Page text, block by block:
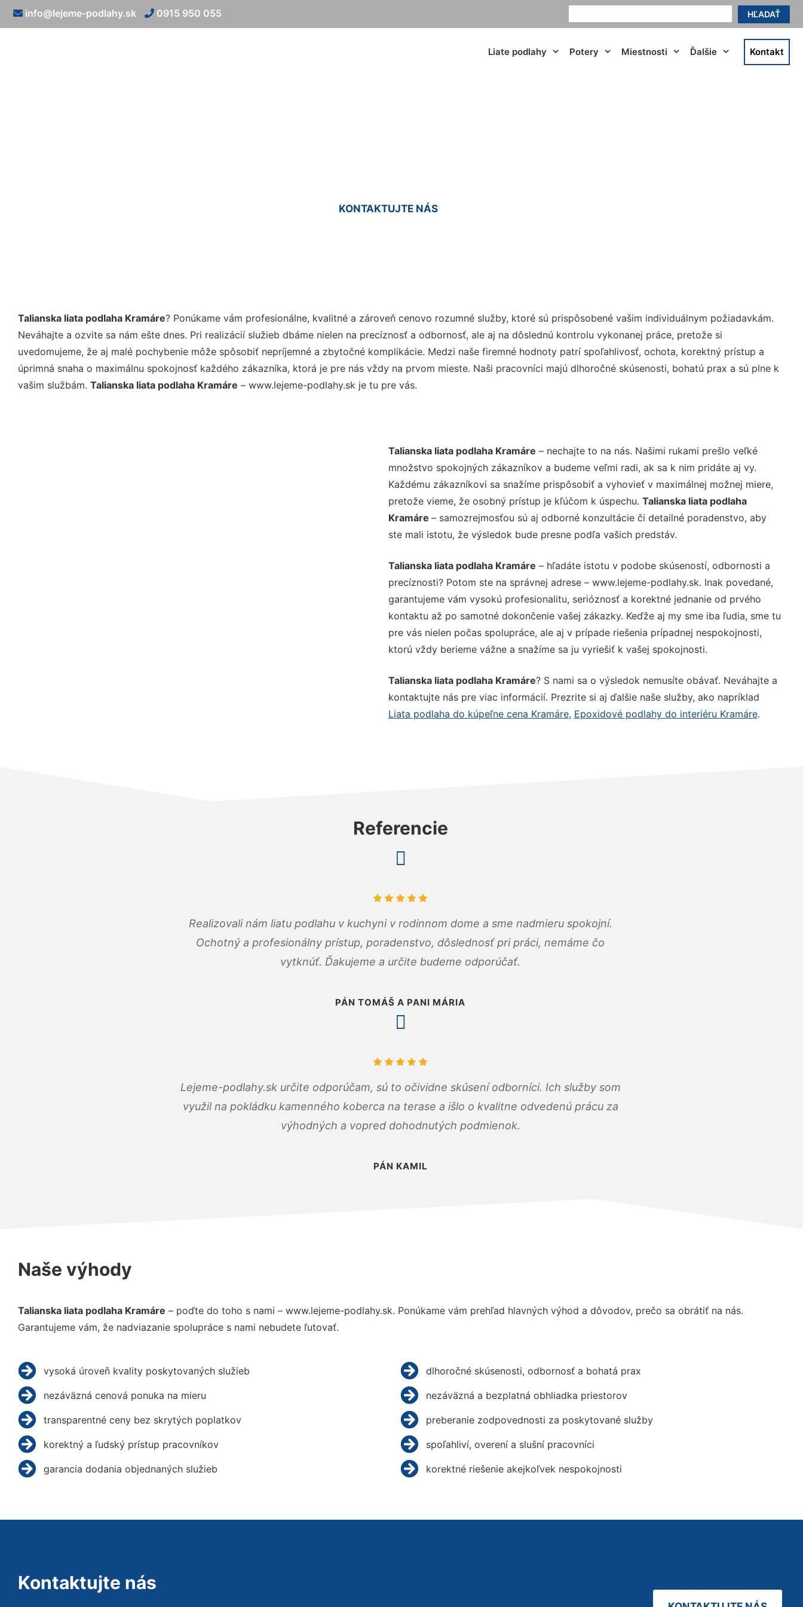
HĽADAŤ
info@lejeme-podlahy.sk 0915 950 055
Liate podlahy Potery Miestnosti Ďalšie Kontakt
KONTAKTUJTE NÁS
Talianska liata podlaha Kramáre? Ponúkame vám profesionálne, kvalitné a zároveň cenovo rozumné služby, ktoré sú prispôsobené vašim individuálnym požiadavkám.
Neváhajte a ozvite sa nám ešte dnes. Pri realizácií služieb dbáme nielen na precíznosť a odbornosť, ale aj na dôslednú kontrolu vykonanej práce, pretože si
uvedomujeme, že aj malé pochybenie môže spôsobiť nepríjemné a zbytočné komplikácie. Medzi naše firemné hodnoty patrí spoľahlivosť, ochota, korektný prístup a
úprimná snaha o maximálnu spokojnosť každého zákazníka, ktorá je pre nás vždy na prvom mieste. Naši pracovníci majú dlhoročné skúsenosti, bohatú prax a sú plne k
vašim službám. Talianska liata podlaha Kramáre – www.lejeme-podlahy.sk je tu pre vás.
Talianska liata podlaha Kramáre – nechajte to na nás. Našimi rukami prešlo veľké
množstvo spokojných zákazníkov a budeme veľmi radi, ak sa k nim pridáte aj vy.
Každému zákazníkovi sa snažíme prispôsobiť a vyhovieť v maximálnej možnej miere,
pretože vieme, že osobný prístup je kľúčom k úspechu. Talianska liata podlaha
Kramáre – samozrejmosťou sú aj odborné konzultácie či detailné poradenstvo, aby
ste mali istotu, že výsledok bude presne podľa vašich predstáv.
Talianska liata podlaha Kramáre – hľadáte istotu v podobe skúseností, odbornosti a
precíznosti? Potom ste na správnej adrese – www.lejeme-podlahy.sk. Inak povedané,
garantujeme vám vysokú profesionalitu, serióznosť a korektné jednanie od prvého
kontaktu až po samotné dokončenie vašej zákazky. Keďže aj my sme iba ľudia, sme tu
pre vás nielen počas spolupráce, ale aj v prípade riešenia prípadnej nespokojnosti,
ktorú vždy berieme vážne a snažíme sa ju vyriešiť k vašej spokojnosti.
Talianska liata podlaha Kramáre? S nami sa o výsledok nemusíte obávať. Neváhajte a
kontaktujte nás pre viac informácií. Prezrite si aj ďalšie naše služby, ako napríklad
Liata podlaha do kúpeľne cena Kramáre, Epoxidové podlahy do interiéru Kramáre.
Referencie
Realizovali nám liatu podlahu v kuchyni v rodinnom dome a sme nadmieru spokojní.
Ochotný a profesionálny prístup, poradenstvo, dôslednosť pri práci, nemáme čo
vytknúť. Ďakujeme a určite budeme odporúčať.
PÁN TOMÁŠ A PANI MÁRIA
Lejeme-podlahy.sk určite odporúčam, sú to očividne skúsení odborníci. Ich služby som
využil na pokládku kamenného koberca na terase a išlo o kvalitne odvedenú prácu za
výhodných a vopred dohodnutých podmienok.
PÁN KAMIL
Naše výhody
Talianska liata podlaha Kramáre – poďte do toho s nami – www.lejeme-podlahy.sk. Ponúkame vám prehľad hlavných výhod a dôvodov, prečo sa obrátiť na nás.
Garantujeme vám, že nadviazanie spolupráce s nami nebudete ľutovať.
vysoká úroveň kvality poskytovaných služieb
nezáväzná cenová ponuka na mieru
transparentné ceny bez skrytých poplatkov
korektný a ľudský prístup pracovníkov
garancia dodania objednaných služieb
dlhoročné skúsenosti, odbornosť a bohatá prax
nezáväzná a bezplatná obhliadka priestorov
preberanie zodpovednosti za poskytované služby
spoľahliví, overení a slušní pracovníci
korektné riešenie akejkoľvek nespokojnosti
Kontaktujte nás